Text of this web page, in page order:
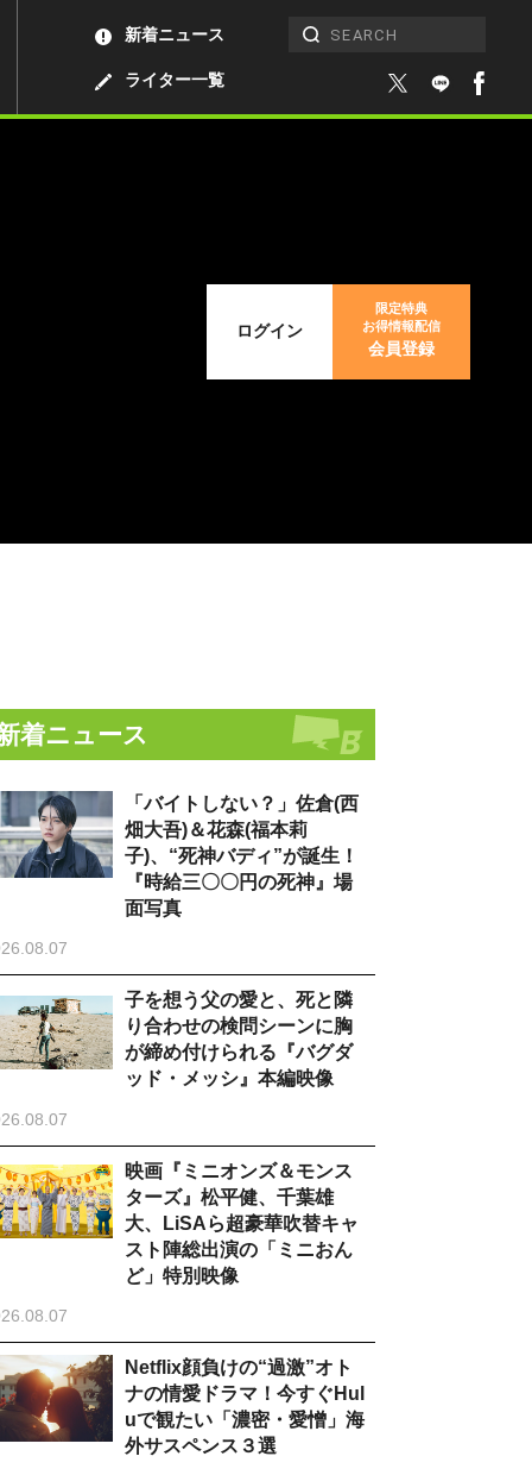
ライター一覧
新着ニュース
ログイン
限定特典
お得情報配信
会員登録
着ニュース
「バイトしない？」佐倉(西
畑大吾)＆花森(福本莉
子)、“死神バディ”が誕生！
『時給三〇〇円の死神』場
面写真
子を想う父の愛と、死と隣
り合わせの検問シーンに胸
が締め付けられる『バグダ
ッド・メッシ』本編映像
映画『ミニオンズ＆モンス
ターズ』松平健、千葉雄
大、LiSAら超豪華吹替キャ
スト陣総出演の「ミニおん
ど」特別映像
Netflix顔負けの“過激”オト
ナの情愛ドラマ！今すぐHul
uで観たい「濃密・愛憎」海
外サスペンス３選